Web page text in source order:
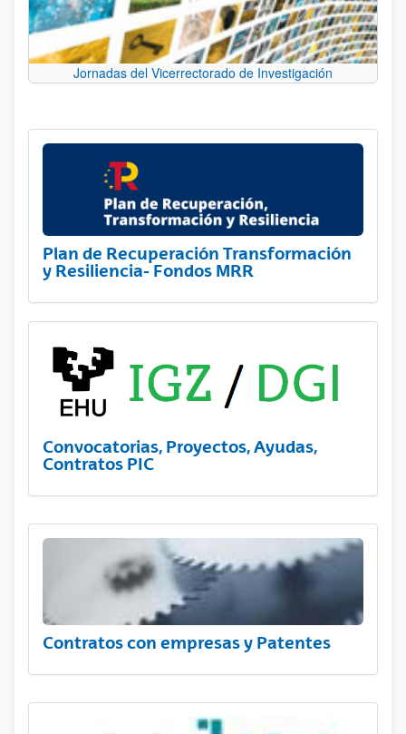
Jornadas del Vicerrectorado de Investigación
Plan de Recuperación Transformación
y Resiliencia- Fondos MRR
Convocatorias, Proyectos, Ayudas,
Contratos PIC
Contratos con empresas y Patentes